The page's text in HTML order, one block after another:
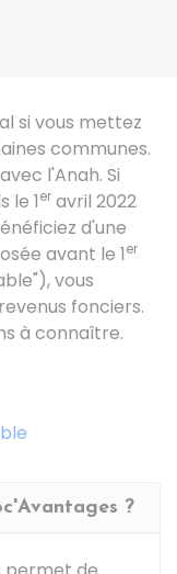
si vous mettez
communes.
l'Anah. Si
le 1er avril 2022
d'une
avant le 1er
vous
fonciers.
à connaître.
?